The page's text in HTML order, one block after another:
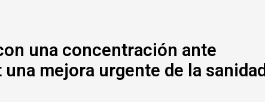
una concentración ante
mejora urgente de la sanidad